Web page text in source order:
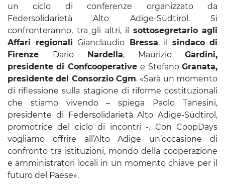
un ciclo di conferenze organizzato da
Federsolidarietà Alto Adige-Südtirol. Si
confronteranno, tra gli altri, il sottosegretario agli
Affari regionali Gianclaudio Bressa, il sindaco di
Firenze
DarioNardella, Maurizio Gardini,
presidente di Confcooperativee StefanoGranata,
presidente del Consorzio Cgm. «Sarà un momento
di riflessione sulla stagione di riforme costituzionali
che stiamo vivendo – spiega Paolo Tanesini,
presidente di Federsolidarietà Alto Adige-Südtirol,
promotrice del ciclo di incontri -. Con CoopDays
vogliamo offrire all’Alto Adige un’occasione di
confronto tra istituzioni, mondo della cooperazione
e amministratori locali in un momento chiave per il
futuro del Paese».